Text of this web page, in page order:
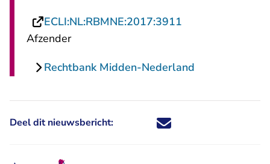
ECLI:NL:RBMNE:2017:3911
Afzender
Rechtbank Midden-Nederland
Deel dit nieuwsbericht: Deel dit nieuwsbericht via X -
Deel dit nieuwsbericht via
Deel dit nieuwsbericht
Deel dit